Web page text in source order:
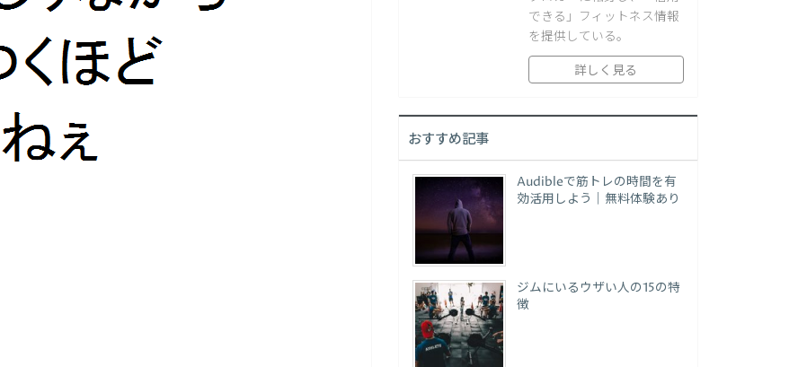
できる」フィットネス情報
を提供している。
詳しく見る
おすすめ記事
Audibleで筋トレの時間を有
効活用しよう｜無料体験あり
ジムにいるウザい人の15の特
徴